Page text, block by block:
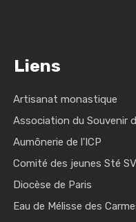
Liens
Artisanat monastique
Association du Souvenir
Aumônerie de l'ICP
Comité des jeunes Sté
Diocèse de Paris
Eau de Mélisse des